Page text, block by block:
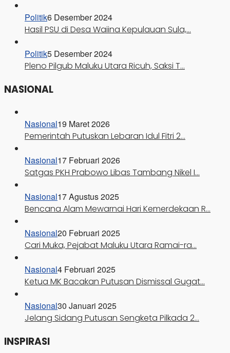
Politik6 Desember 2024
Hasil PSU di Desa Waiina Kepulauan Sula,…
Politik5 Desember 2024
Pleno Pilgub Maluku Utara Ricuh, Saksi T…
NASIONAL
Nasional19 Maret 2026
Pemerintah Putuskan Lebaran Idul Fitri 2…
Nasional17 Februari 2026
Satgas PKH Prabowo Libas Tambang Nikel I…
Nasional17 Agustus 2025
Bencana Alam Mewarnai Hari Kemerdekaan R…
Nasional20 Februari 2025
Cari Muka, Pejabat Maluku Utara Ramai-ra…
Nasional4 Februari 2025
Ketua MK Bacakan Putusan Dismissal Gugat…
Nasional30 Januari 2025
Jelang Sidang Putusan Sengketa Pilkada 2…
INSPIRASI